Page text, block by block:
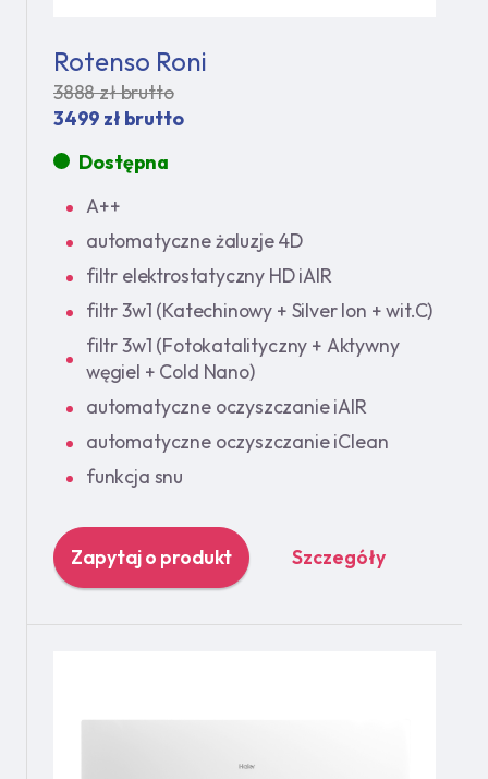
Rotenso Roni
3888 zł brutto
3499 zł brutto
Dostępna
A++
automatyczne żaluzje 4D
filtr elektrostatyczny HD iAIR
filtr 3w1 (Katechinowy + Silver Ion + wit.C)
filtr 3w1 (Fotokatalityczny + Aktywny
węgiel + Cold Nano)
automatyczne oczyszczanie iAIR
automatyczne oczyszczanie iClean
funkcja snu
Zapytaj o produkt Szczegóły